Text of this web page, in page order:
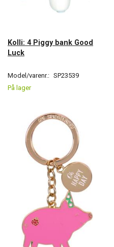
Kolli: 4 Piggy bank Good
Luck
Model/varenr.: SP23539
På lager